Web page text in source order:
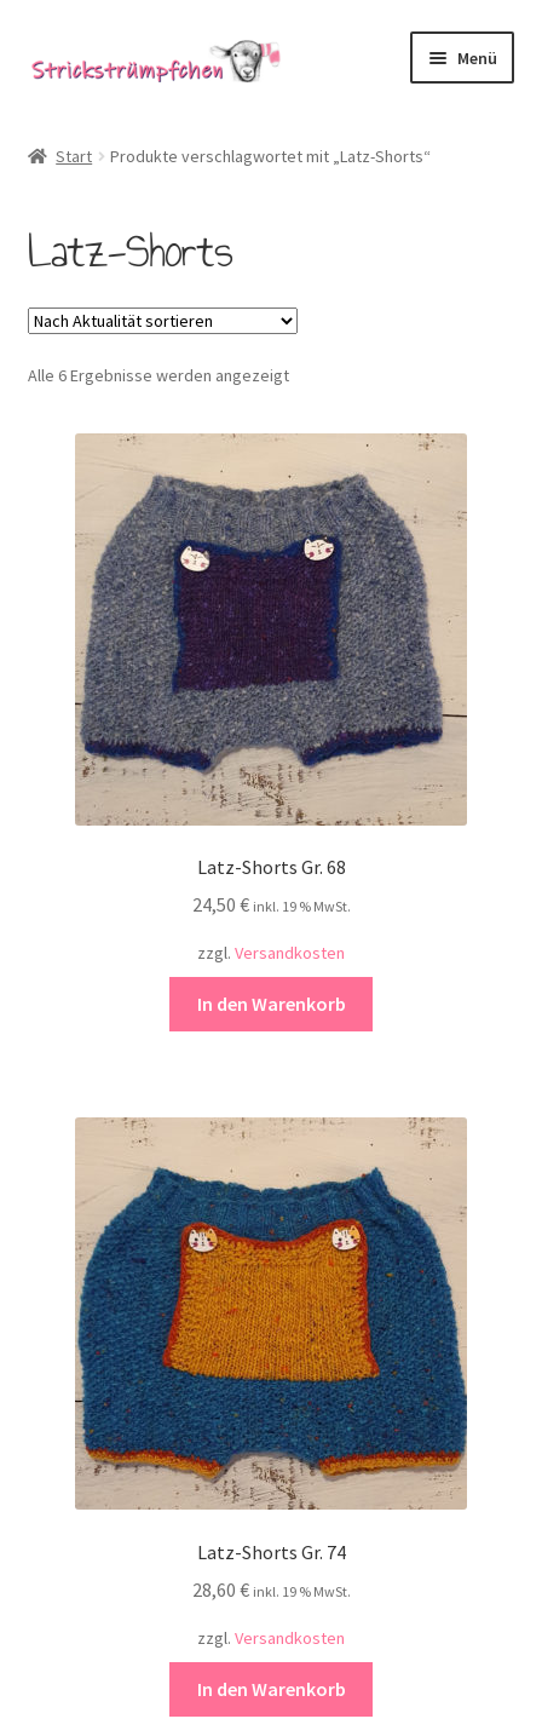
Navigation
Inhalt
Menü
Donegal-Jäckchen & Pullis
Spielhosen & Mützen
Karten
Über Strickstrümpfchen
Kontakt
Start Produkte verschlagwortet mit „Latz-Shorts“
Latz-Shorts
Alle 6 Ergebnisse werden angezeigtNach
Latz-Shorts Gr. 68
24,50 € inkl. 19 % MwSt.
zzgl. Versandkosten
In den Warenkorb
Latz-Shorts Gr. 74
28,60 € inkl. 19 % MwSt.
zzgl. Versandkosten
In den Warenkorb